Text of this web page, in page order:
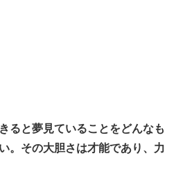
ると夢見ていることをどんなも
。その大胆さは才能であり、力